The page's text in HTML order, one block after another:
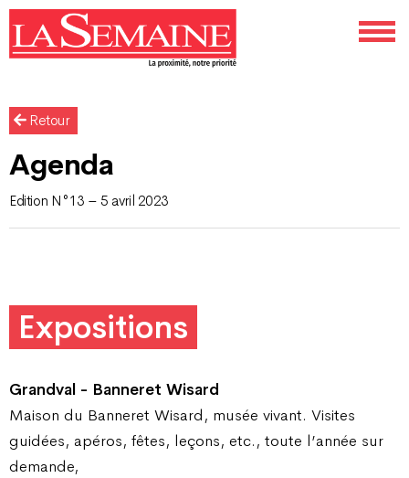
Retour
Agenda
Edition N°13 – 5 avril 2023
Expositions
Grandval - Banneret Wisard
Maison du Banneret Wisard, musée vivant. Visites
guidées, apéros, fêtes, leçons, etc., toute l’année sur
demande,